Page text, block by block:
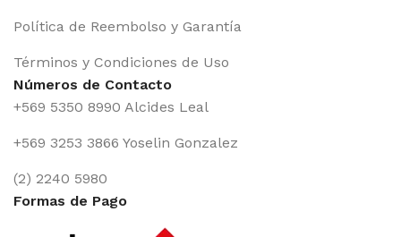
Política de Reembolso y Garantía
Términos y Condiciones de Uso
Números de Contacto
+569 5350 8990 Alcides Leal
+569 3253 3866 Yoselin Gonzalez
(2) 2240 5980
Formas de Pago